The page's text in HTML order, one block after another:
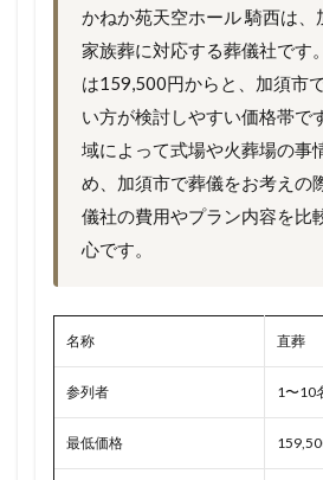
かねか苑天空ホール 騎西は、
家族葬に対応する葬儀社です
は159,500円からと、加須市
い方が検討しやすい価格帯で
域によって式場や火葬場の事
め、加須市で葬儀をお考えの
儀社の費用やプラン内容を比
心です。
名称 直葬
参列者 1〜10
最低価格